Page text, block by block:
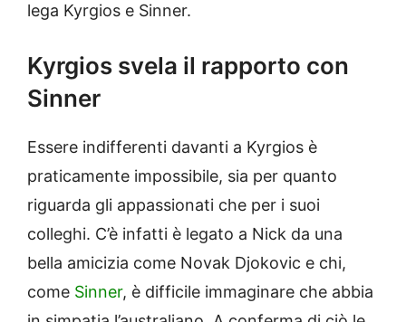
lega Kyrgios e Sinner.
Kyrgios svela il rapporto con
Sinner
Essere indifferenti davanti a Kyrgios è
praticamente impossibile, sia per quanto
riguarda gli appassionati che per i suoi
colleghi. C’è infatti è legato a Nick da una
bella amicizia come Novak Djokovic e chi,
come Sinner, è difficile immaginare che abbia